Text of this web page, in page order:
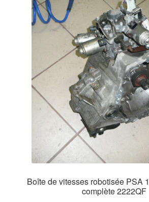
Boîte de vitesses robotisée PSA
complète 2222QF